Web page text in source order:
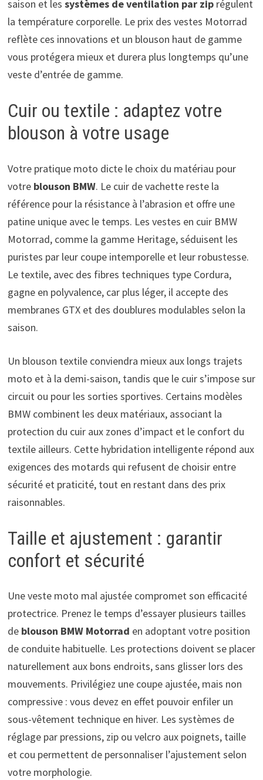
saison et les systèmes de ventilation par ziprégulent
la température corporelle. Le prix des vestes Motorrad
reflète ces innovations et un blouson haut de gamme
vous protégera mieux et durera plus longtemps qu’une
veste d’entrée de gamme.
Cuir ou textile : adaptez votre
blouson à votre usage
Votre pratique moto dicte le choix du matériau pour
votre blouson BMW. Le cuir de vachette reste la
référence pour la résistance à l’abrasion et offre une
patine unique avec le temps. Les vestes en cuir BMW
Motorrad, comme la gamme Heritage, séduisent les
puristes par leur coupe intemporelle et leur robustesse.
Le textile, avec des fibres techniques type Cordura,
gagne en polyvalence, car plus léger, il accepte des
membranes GTX et des doublures modulables selon la
saison.
Un blouson textile conviendra mieux aux longs trajets
moto et à la demi-saison, tandis que le cuir s’impose sur
circuit ou pour les sorties sportives. Certains modèles
BMW combinent les deux matériaux, associant la
protection du cuir aux zones d’impact et le confort du
textile ailleurs. Cette hybridation intelligente répond aux
exigences des motards qui refusent de choisir entre
sécurité et praticité, tout en restant dans des prix
raisonnables.
Taille et ajustement : garantir
confort et sécurité
Une veste moto mal ajustée compromet son efficacité
protectrice. Prenez le temps d’essayer plusieurs tailles
de blouson BMW Motorrad en adoptant votre position
de conduite habituelle. Les protections doivent se placer
naturellement aux bons endroits, sans glisser lors des
mouvements. Privilégiez une coupe ajustée, mais non
compressive : vous devez en effet pouvoir enfiler un
sous-vêtement technique en hiver. Les systèmes de
réglage par pressions, zip ou velcro aux poignets, taille
et cou permettent de personnaliser l’ajustement selon
votre morphologie.